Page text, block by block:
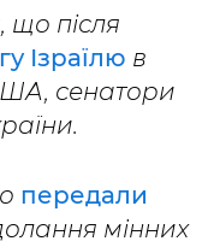
що після
Ізраїлю в
сенатори
передали
мінних